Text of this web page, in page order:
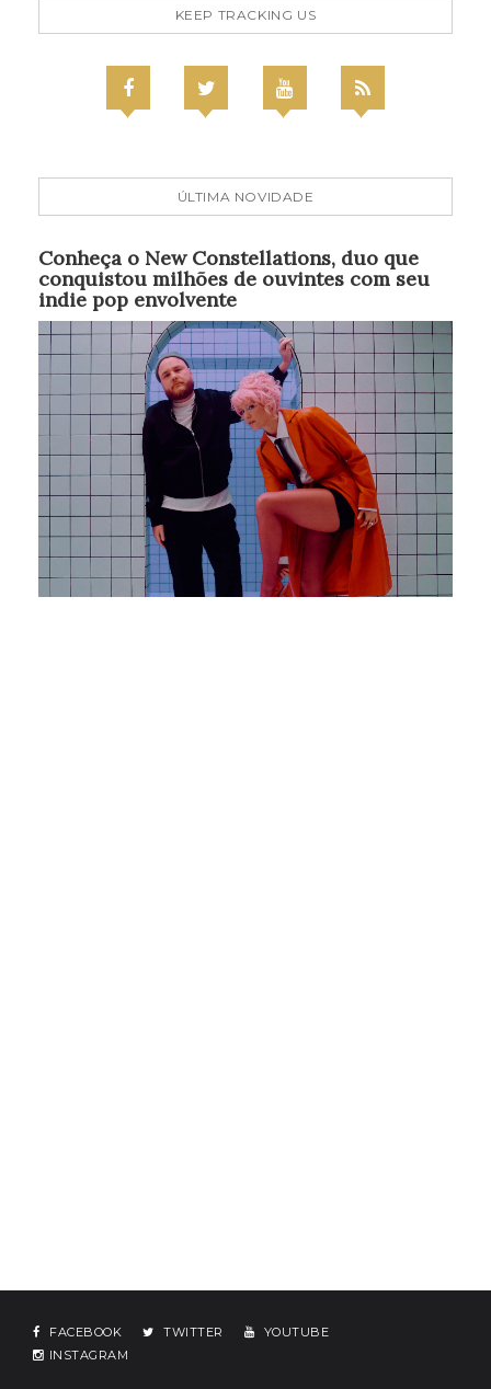
KEEP TRACKING US
ÚLTIMA NOVIDADE
Conheça o New Constellations, duo que
conquistou milhões de ouvintes com seu
indie pop envolvente
FACEBOOK TWITTER
YOUTUBE
INSTAGRAM